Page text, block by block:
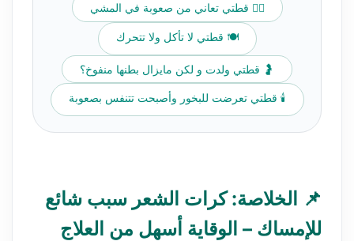
🚶‍♀️ قطتي تعاني من صعوبة في المشي
🍽️ قطتي لا تأكل ولا تتحرك
🤰 قطتي ولدت و لكن مايزال بطنها منفوخ؟
🕯️ قطتي تعرضت للبخور وأصبحت تتنفس بصعوبة
📌 الخلاصة: كرات الشعر سبب شائع
للإمساك – الوقاية أسهل من العلاج